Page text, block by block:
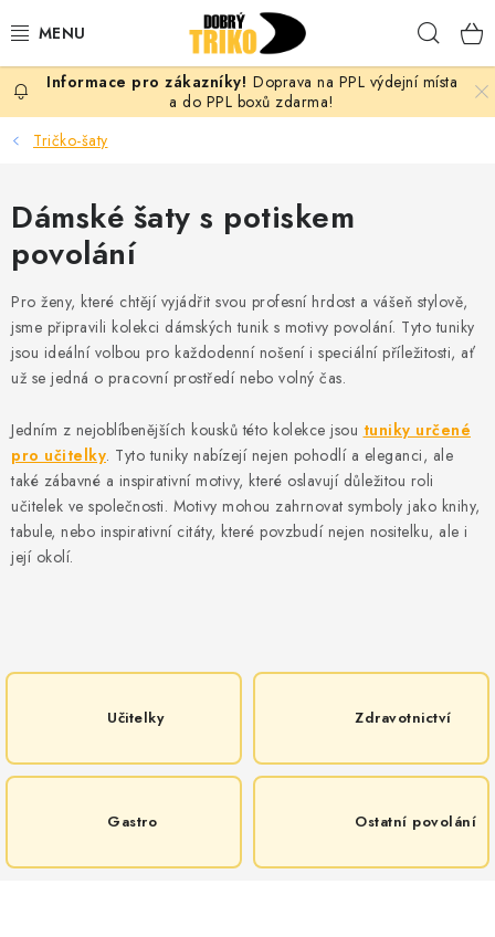
na
PRO ŽENY
PRO MUŽE
PRO DĚTI
DOPLŇKY
PRO PÁRY
VLASTNÍ MOTIV
TRIČKA
MIKINY
OKAMŽITĚ K ODBĚRU
MÁM SRDCE POMÁHÁM
PROVIZNÍ SYSTÉM
Doprava na PPL výdejní místa
a do PPL boxů zdarma!
Tričko-šaty
Dámské šaty s potiskem
povolání
Pro ženy, které chtějí vyjádřit svou profesní hrdost a vášeň stylově,
jsme připravili kolekci dámských tunik s motivy povolání. Tyto tuniky
jsou ideální volbou pro každodenní nošení i speciální příležitosti, ať
už se jedná o pracovní prostředí nebo volný čas.
Jedním z nejoblíbenějších kousků této kolekce jsou tuniky určené
pro učitelky. Tyto tuniky nabízejí nejen pohodlí a eleganci, ale
také zábavné a inspirativní motivy, které oslavují důležitou roli
učitelek ve společnosti. Motivy mohou zahrnovat symboly jako knihy,
tabule, nebo inspirativní citáty, které povzbudí nejen nositelku, ale i
její okolí.
Učitelky Zdravotnictví
Gastro Ostatní povolání